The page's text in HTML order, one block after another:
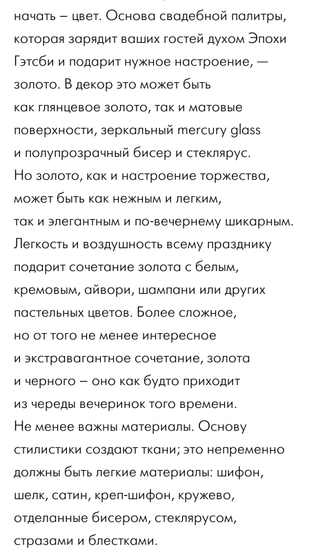
начать – цвет. Основа свадебной палитры,
которая зарядит ваших гостей духом Эпохи
Гэтсби и подарит нужное настроение, —
золото. В декор это может быть
как глянцевое золото, так и матовые
поверхности, зеркальный mercury glass
и полупрозрачный бисер и стеклярус.
Но золото, как и настроение торжества,
может быть как нежным и легким,
так и элегантным и по-вечернему шикарным.
Легкость и воздушность всему празднику
подарит сочетание золота с белым,
кремовым, айвори, шампани или других
пастельных цветов. Более сложное,
но от того не менее интересное
и экстравагантное сочетание, золота
и черного – оно как будто приходит
из череды вечеринок того времени.
Не менее важны материалы. Основу
стилистики создают ткани; это непременно
должны быть легкие материалы: шифон,
шелк, сатин, креп-шифон, кружево,
отделанные бисером, стеклярусом,
стразами и блестками.